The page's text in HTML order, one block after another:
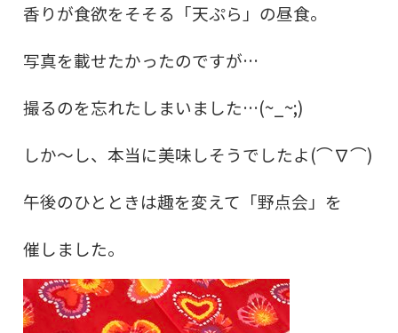
香りが食欲をそそる「天ぷら」の昼食。
写真を載せたかったのですが…
撮るのを忘れたしまいました…(~_~;)
しか～し、本当に美味しそうでしたよ(⌒∇⌒)
午後のひとときは趣を変えて「野点会」を
催しました。